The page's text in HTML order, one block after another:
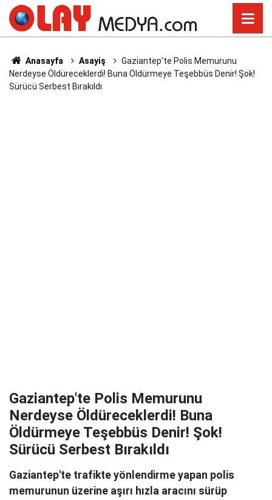
Anasayfa Asayiş
Gaziantep'te Polis Memurunu
Nerdeyse Öldüreceklerdi! Buna Öldürmeye Teşebbüs Denir! Şok!
Sürücü Serbest Bırakıldı
Gaziantep'te Polis Memurunu
Nerdeyse Öldüreceklerdi! Buna
Öldürmeye Teşebbüs Denir! Şok!
Sürücü Serbest Bırakıldı
Gaziantep'te trafikte yönlendirme yapan polis
memurunun üzerine aşırı hızla aracını sürüp